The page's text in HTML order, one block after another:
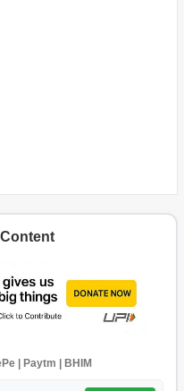
| Paytm | BHIM